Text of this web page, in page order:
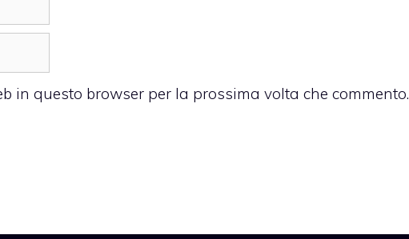
in questo browser per la prossima volta che commento.